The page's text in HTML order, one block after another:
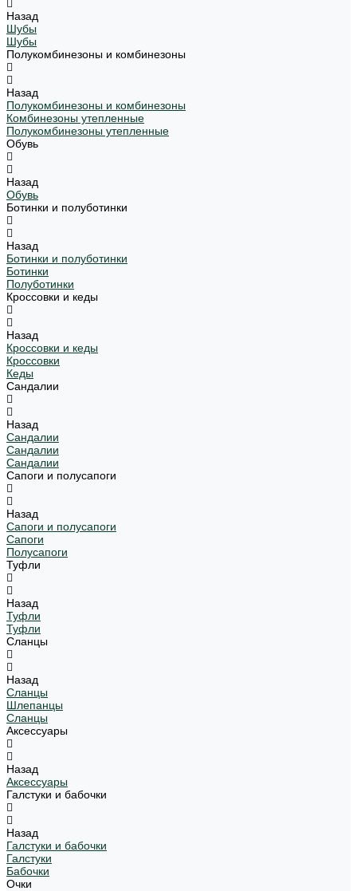
Назад
Шубы
Шубы
Полукомбинезоны и комбинезоны
Назад
Полукомбинезоны и комбинезоны
Комбинезоны утепленные
Полукомбинезоны утепленные
Обувь
Назад
Обувь
Ботинки и полуботинки
Назад
Ботинки и полуботинки
Ботинки
Полуботинки
Кроссовки и кеды
Назад
Кроссовки и кеды
Кроссовки
Кеды
Сандалии
Назад
Сандалии
Сандалии
Сандалии
Сапоги и полусапоги
Назад
Сапоги и полусапоги
Сапоги
Полусапоги
Туфли
Назад
Туфли
Туфли
Сланцы
Назад
Сланцы
Шлепанцы
Сланцы
Аксессуары
Назад
Аксессуары
Галстуки и бабочки
Назад
Галстуки и бабочки
Галстуки
Бабочки
Очки